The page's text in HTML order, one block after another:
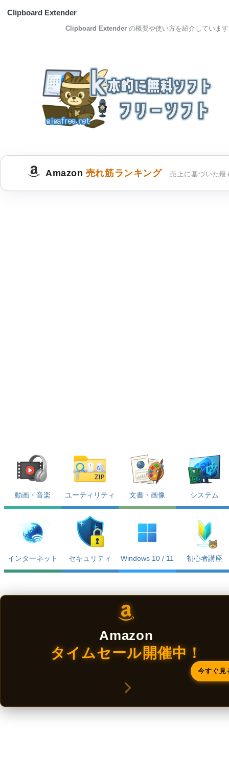
Clipboard Extender
Clipboard Extender の概要や使い方を紹介しています
Amazon 売れ筋ランキング 売上に基づいた最
動画・音楽 ユーティリティ 文書・画像 システム
インターネット セキュリティ Windows 10 / 11 初心者講座
Amazon
タイムセール開催中！
今すぐ見